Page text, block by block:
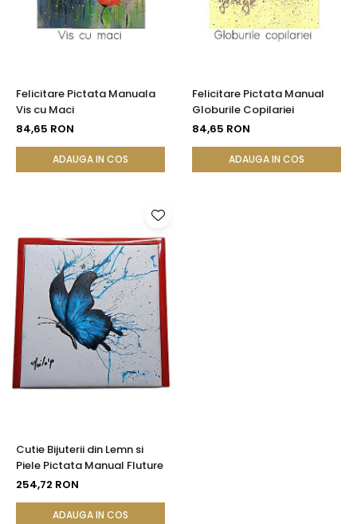
Felicitare Pictata Manuala
Vis cu Maci
84,65 RON
ADAUGA IN COS
Felicitare Pictata Manual
Globurile Copilariei
84,65 RON
ADAUGA IN COS
Cutie Bijuterii din Lemn si
Piele Pictata Manual Fluture
254,72 RON
ADAUGA IN COS